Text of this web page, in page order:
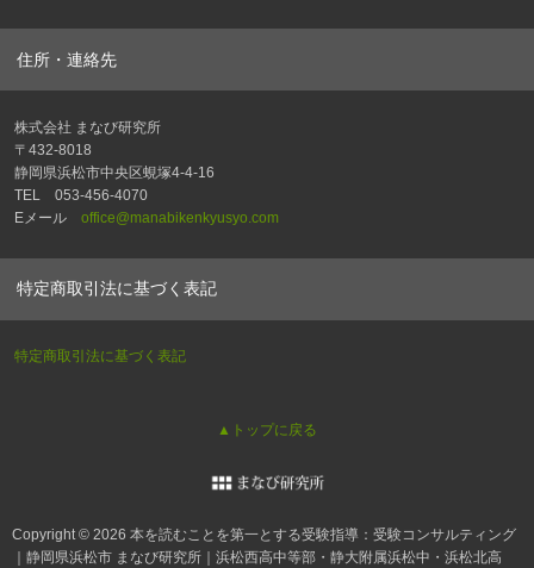
住所・連絡先
株式会社 まなび研究所
〒432-8018
静岡県浜松市中央区蜆塚4-4-16
TEL 053-456-4070
Eメール office@manabikenkyusyo.com
特定商取引法に基づく表記
特定商取引法に基づく表記
▲トップに戻る
Copyright © 2026 本を読むことを第一とする受験指導：受験コンサルティング
｜静岡県浜松市 まなび研究所｜浜松西高中等部・静大附属浜松中・浜松北高